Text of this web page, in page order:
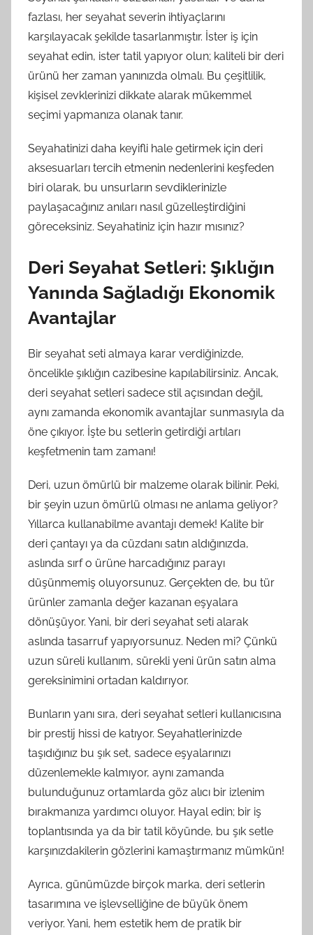
fazlası, her seyahat severin ihtiyaçlarını
karşılayacak şekilde tasarlanmıştır. İster iş için
seyahat edin, ister tatil yapıyor olun; kaliteli bir deri
ürünü her zaman yanınızda olmalı. Bu çeşitlilik,
kişisel zevklerinizi dikkate alarak mükemmel
seçimi yapmanıza olanak tanır.
Seyahatinizi daha keyifli hale getirmek için deri
aksesuarları tercih etmenin nedenlerini keşfeden
biri olarak, bu unsurların sevdiklerinizle
paylaşacağınız anıları nasıl güzelleştirdiğini
göreceksiniz. Seyahatiniz için hazır mısınız?
Deri Seyahat Setleri: Şıklığın
Yanında Sağladığı Ekonomik
Avantajlar
Bir seyahat seti almaya karar verdiğinizde,
öncelikle şıklığın cazibesine kapılabilirsiniz. Ancak,
deri seyahat setleri sadece stil açısından değil,
aynı zamanda ekonomik avantajlar sunmasıyla da
öne çıkıyor. İşte bu setlerin getirdiği artıları
keşfetmenin tam zamanı!
Deri, uzun ömürlü bir malzeme olarak bilinir. Peki,
bir şeyin uzun ömürlü olması ne anlama geliyor?
Yıllarca kullanabilme avantajı demek! Kalite bir
deri çantayı ya da cüzdanı satın aldığınızda,
aslında sırf o ürüne harcadığınız parayı
düşünmemiş oluyorsunuz. Gerçekten de, bu tür
ürünler zamanla değer kazanan eşyalara
dönüşüyor. Yani, bir deri seyahat seti alarak
aslında tasarruf yapıyorsunuz. Neden mi? Çünkü
uzun süreli kullanım, sürekli yeni ürün satın alma
gereksinimini ortadan kaldırıyor.
Bunların yanı sıra, deri seyahat setleri kullanıcısına
bir prestij hissi de katıyor. Seyahatlerinizde
taşıdığınız bu şık set, sadece eşyalarınızı
düzenlemekle kalmıyor, aynı zamanda
bulunduğunuz ortamlarda göz alıcı bir izlenim
bırakmanıza yardımcı oluyor. Hayal edin; bir iş
toplantısında ya da bir tatil köyünde, bu şık setle
karşınızdakilerin gözlerini kamaştırmanız mümkün!
Ayrıca, günümüzde birçok marka, deri setlerin
tasarımına ve işlevselliğine de büyük önem
veriyor. Yani, hem estetik hem de pratik bir